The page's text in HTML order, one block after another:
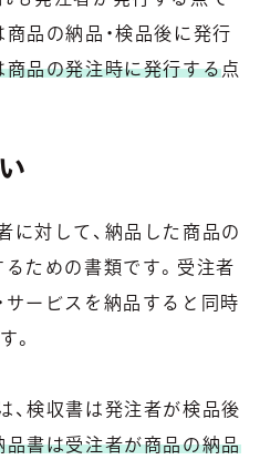
品の納品・検品後に発行
商品の発注時に発行する点
に対して、納品した商品の
るための書類です。受注者
サービスを納品すると同時
。
、検収書は発注者が検品後
品書は受注者が商品の納品